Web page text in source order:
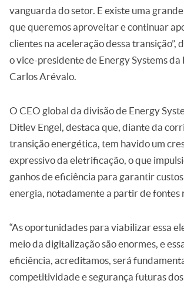
vanguarda do setor. E existe uma
que queremos aproveitar e continuar
clientes na aceleração dessa transição”,
o vice-presidente de Energy Systems da
Carlos Arévalo.
O CEO global da divisão de Energy
Ditlev Engel, destaca que, diante da
transição energética, tem havido um
expressivo da eletrificação, o que
ganhos de eficiência para garantir
energia, notadamente a partir de fontes
“As oportunidades para viabilizar essa
meio da digitalização são enormes, e
eficiência, acreditamos, será
competitividade e segurança futuras dos